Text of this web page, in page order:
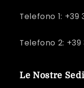
Telefono 1: +39
Telefono 2: +39
Le Nostre Sedi